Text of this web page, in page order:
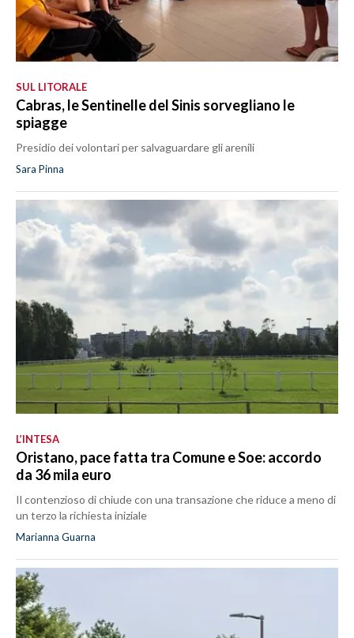
SUL LITORALE
Cabras, le Sentinelle del Sinis sorvegliano le
spiagge
Presidio dei volontari per salvaguardare gli arenili
Sara Pinna
L’INTESA
Oristano, pace fatta tra Comune e Soe: accordo
da 36 mila euro
Il contenzioso di chiude con una transazione che riduce a meno di
un terzo la richiesta iniziale
Marianna Guarna